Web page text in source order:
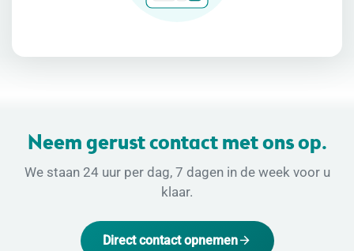
Neem gerust contact met ons op.
We staan 24 uur per dag, 7 dagen in de week voor u
klaar.
Direct contact opnemen